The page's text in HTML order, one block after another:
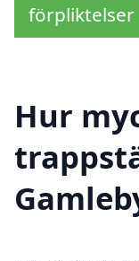
förpliktelser
Hur